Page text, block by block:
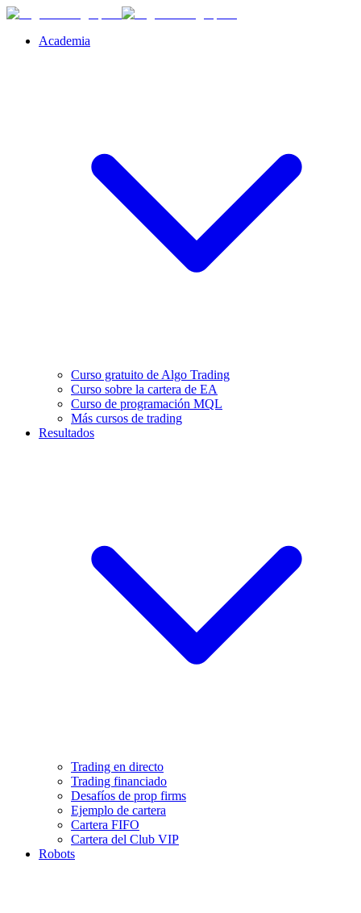
Academia
Curso gratuito de Algo Trading
Curso sobre la cartera de EA
Curso de programación MQL
Más cursos de trading
Resultados
Trading en directo
Trading financiado
Desafíos de prop firms
Ejemplo de cartera
Cartera FIFO
Cartera del Club VIP
Robots